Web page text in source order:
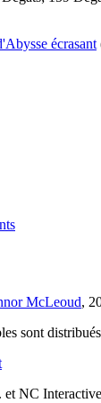
écrasant
McLeoud,
sont
NC